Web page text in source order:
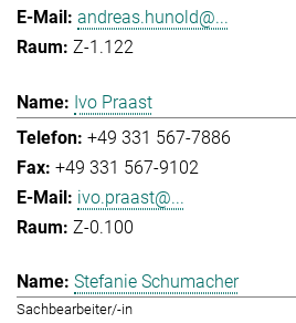
andreas.hunold@...
Z-1.122
Ivo Praast
+49 331 567-7886
+49 331 567-9102
ivo.praast@...
Z-0.100
Stefanie Schumacher
Sachbearbeiter/-in